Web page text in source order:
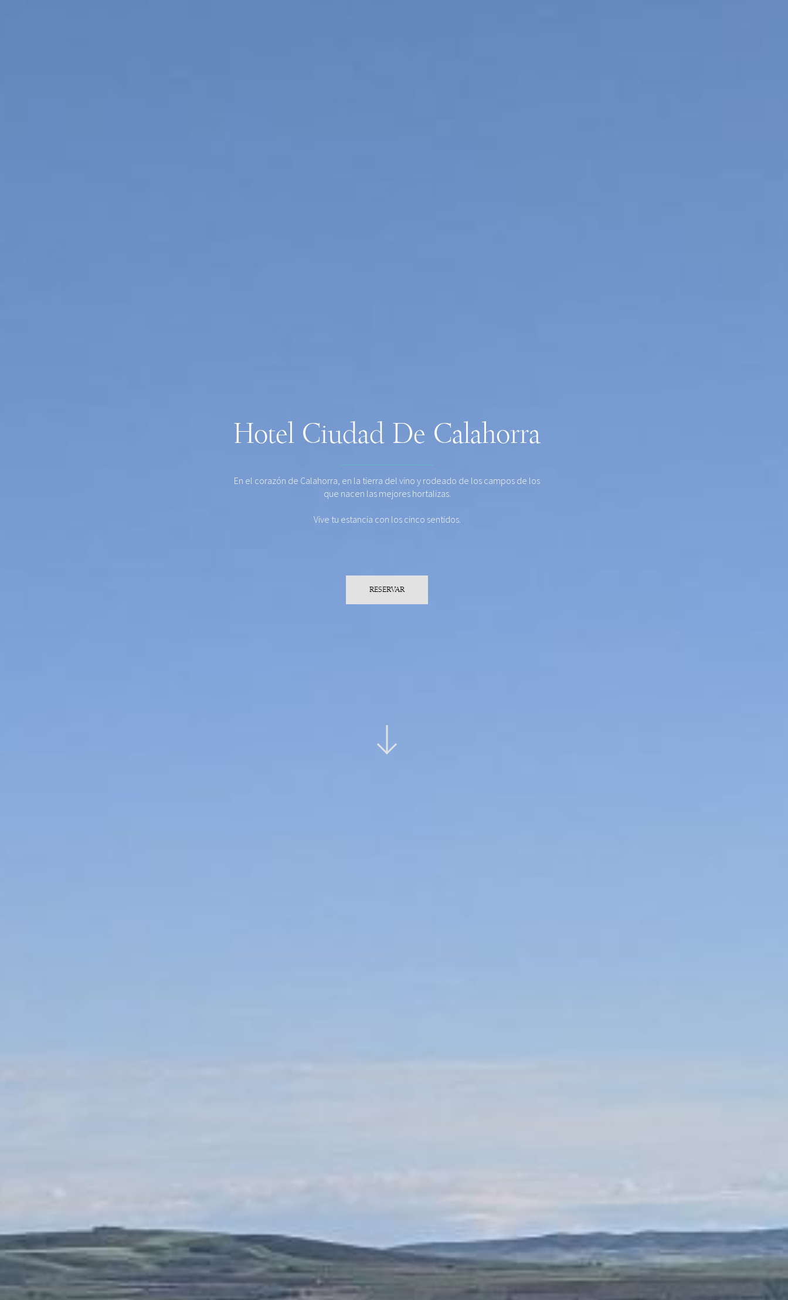
Hotel Ciudad De Calahorra
En el corazón de Calahorra, en la tierra del vino y rodeado de los campos de los
que nacen las mejores hortalizas.
Vive tu estancia con los cinco sentidos.
RESERVAR